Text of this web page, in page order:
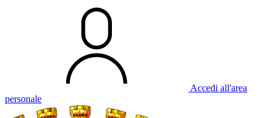
Accedi all'area
personale